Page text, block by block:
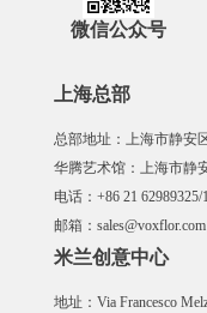
微信公众号
上海总部
总部地址：上海市静安
华腾艺术馆：上海市静
电话：+86 21 62989325/
邮箱：sales@voxflor.com
米兰创意中心
地址：Via Francesco